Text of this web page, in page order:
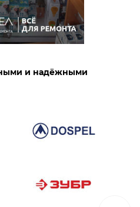
и надёжными